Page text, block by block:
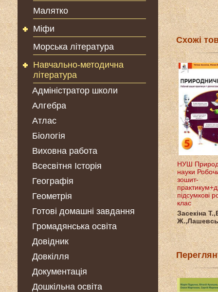
Малятко
Міфи
Морська література
Навчально-методична
література
Адміністратор школи
Алгебра
Атлас
Біологія
Виховна работа
Всесвітня Історія
Географія
Геометрія
Готові домашні завдання
Громадянська освіта
Довідник
Довкілля
Документація
Дошкільна освіта
Схожі
НУШ
науки
зошит-
підсумкові
клас
Засекіна